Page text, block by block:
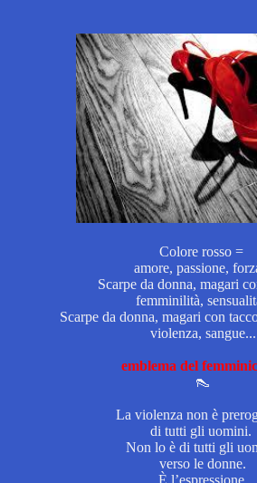
Colore rosso =
amore, passione,
Scarpe da donna, magari
femminilità,
Scarpe da donna, magari con
violenza, sangue...
emblema del
👠
La violenza non è
di tutti gli uomini.
Non lo è di tutti gli
verso le donne.
È l’espressione